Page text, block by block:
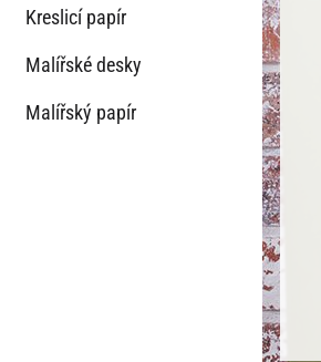
Kreslicí papír
Malířské desky
Malířský papír